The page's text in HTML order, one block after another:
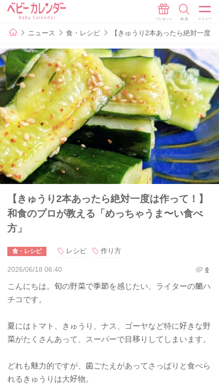
ニュース 食・レシピ 【きゅうり2本あったら絶対一度
【きゅうり2本あったら絶対一度は作って！】
和食のプロが教える「めっちゃうま〜い食べ
方」
食・レシピ レシピ 作り方
2026/06/18 06:40 0
こんにちは。旬の野菜で季節を感じたい、ライターの蘭ハ
チコです。
夏にはトマト、きゅうり、ナス、ゴーヤなど特に好きな野
菜がたくさんあって、スーパーで目移りしてしまいます。
どれも魅力的ですが、歯ごたえがあってさっぱりと食べら
れるきゅうりは大好物。